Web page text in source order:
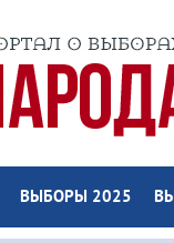
ВЫБОРЫ 2025